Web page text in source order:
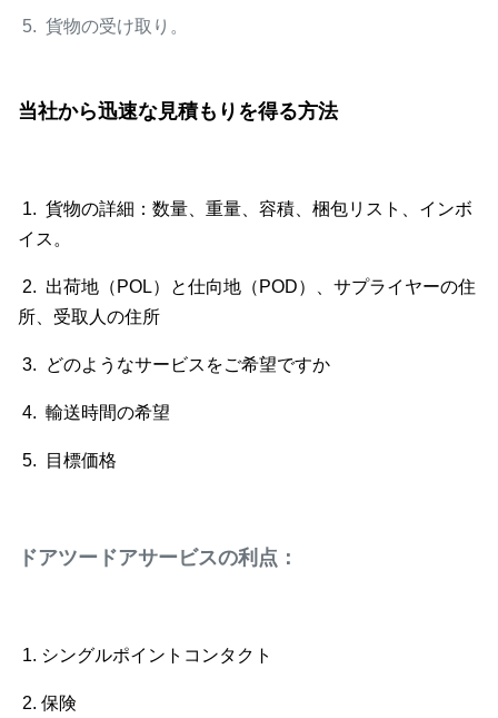
5. 貨物の受け取り。
当社から迅速な見積もりを得る方法
1. 貨物の詳細：数量、重量、容積、梱包リスト、インボ
イス。
2. 出荷地（POL）と仕向地（POD）、サプライヤーの住
所、受取人の住所
3. どのようなサービスをご希望ですか
4. 輸送時間の希望
5. 目標価格
ドアツードアサービスの利点：
1. シングルポイントコンタクト
2. 保険